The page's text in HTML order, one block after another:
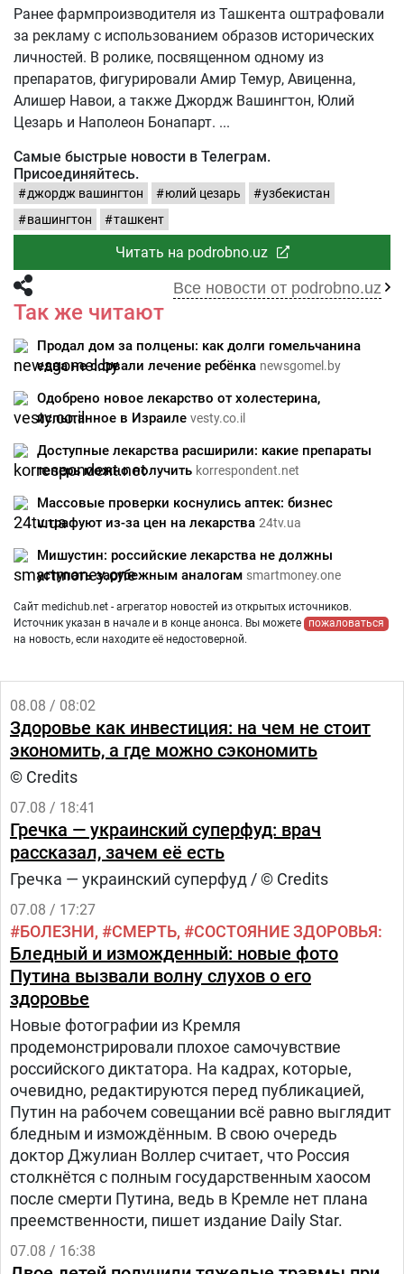
Ранее фармпроизводителя из Ташкента оштрафовали
за рекламу с использованием образов исторических
личностей. В ролике, посвященном одному из
препаратов, фигурировали Амир Темур, Авиценна,
Алишер Навои, а также Джордж Вашингтон, Юлий
Цезарь и Наполеон Бонапарт.
Самые быстрые новости в Телеграм.
Присоединяйтесь.
джордж вашингтон юлий цезарь
узбекистан
вашингтон
ташкент
Читать на podrobno.uz
Все новости от podrobno.uz
Так же читают
Продал дом за полцены: как долги гомельчанина
едва не сорвали лечение ребёнка newsgomel.by
Одобрено новое лекарство от холестерина,
испытанное в Израиле vesty.co.il
Доступные лекарства расширили: какие препараты
теперь можно получить korrespondent.net
Массовые проверки коснулись аптек: бизнес
штрафуют из-за цен на лекарства 24tv.ua
Мишустин: российские лекарства не должны
уступать зарубежным аналогам smartmoney.one
Сайт medichub.net - агрегатор новостей из открытых источников.
Источник указан в начале и в конце анонса. Вы можете
пожаловаться
на новость, если находите её недостоверной.
08.08 / 08:02
Здоровье как инвестиция: на чем не стоит
экономить, а где можно сэкономить
© Credits
07.08 / 18:41
Гречка — украинский суперфуд: врач
рассказал, зачем её есть
Гречка — украинский суперфуд / © Credits
07.08 / 17:27
БОЛЕЗНИ СМЕРТЬ СОСТОЯНИЕ ЗДОРОВЬЯ
Бледный и изможденный: новые фото
Путина вызвали волну слухов о его
здоровье
Новые фотографии из Кремля
продемонстрировали плохое самочувствие
российского диктатора. На кадрах, которые,
очевидно, редактируются перед публикацией,
Путин на рабочем совещании всё равно выглядит
бледным и измождённым. В свою очередь
доктор Джулиан Воллер считает, что Россия
столкнётся с полным государственным хаосом
после смерти Путина, ведь в Кремле нет плана
преемственности, пишет издание Daily Star.
07.08 / 16:38